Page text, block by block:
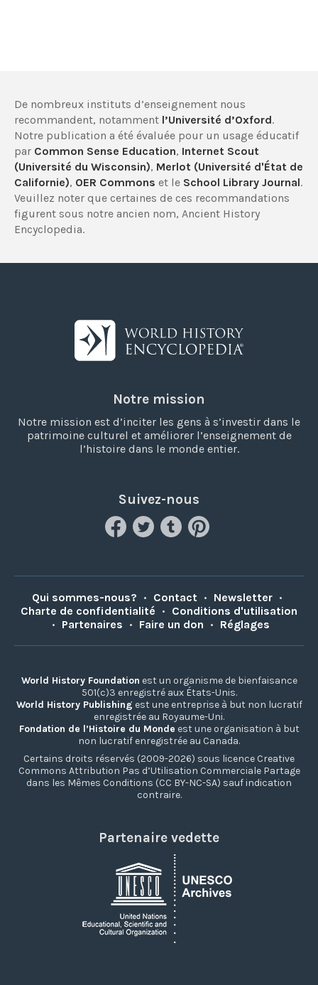
De nombreux instituts d’enseignement nous
recommandent, notamment l’Université d’Oxford.
Notre publication a été évaluée pour un usage éducatif
par Common Sense Education, Internet Scout
(Université du Wisconsin), Merlot (Université d'État de
Californie), OER Commons et le School Library Journal.
Veuillez noter que certaines de ces recommandations
figurent sous notre ancien nom, Ancient History
Encyclopedia.
Notre mission
Notre mission est d’inciter les gens à s’investir dans le
patrimoine culturel et améliorer l’enseignement de
l’histoire dans le monde entier.
Suivez-nous
Qui sommes-nous? • Contact • Newsletter •
Charte de confidentialité • Conditions d'utilisation
• Partenaires • Faire un don • Réglages
World History Foundation est un organisme de bienfaisance
501(c)3 enregistré aux États-Unis.
World History Publishing est une entreprise à but non lucratif
enregistrée au Royaume-Uni.
Fondation de l’Histoire du Monde est une organisation à but
non lucratif enregistrée au Canada.
Certains droits réservés (2009-2026) sous licence Creative
Commons Attribution Pas d’Utilisation Commerciale Partage
dans les Mêmes Conditions (CC BY-NC-SA) sauf indication
contraire.
Partenaire vedette